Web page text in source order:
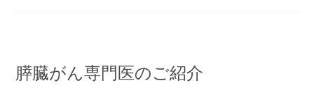
膵臓がん専門医のご紹介